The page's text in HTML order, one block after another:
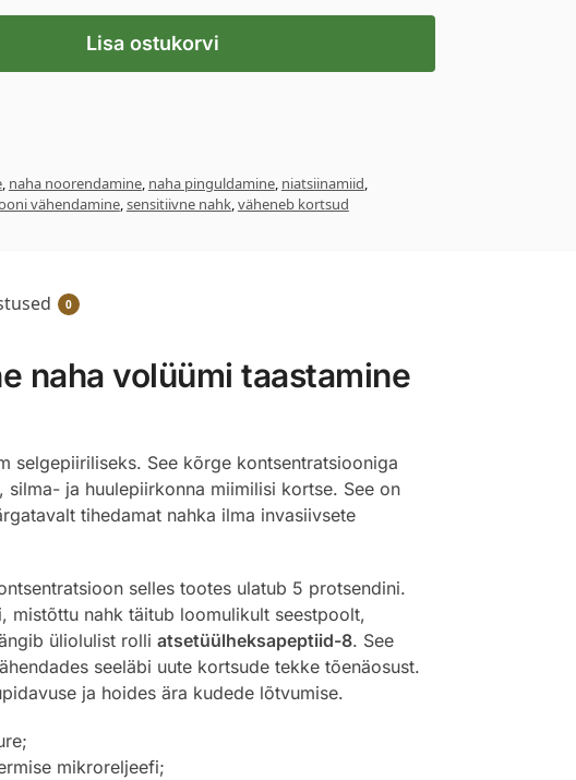
Lisa ostukorvi
, naha noorendamine, naha pinguldamine, niatsiinamiid,
vähendamine,sensitiivne nahk,väheneb kortsud
0
naha volüümi taastamine
selgepiiriliseks. See kõrge kontsentratsiooniga
ja huulepiirkonna miimilisi kortse. See on
tihedamat nahka ilma invasiivsete
selles tootes ulatub 5 protsendini.
mistõttu nahk täitub loomulikult seestpoolt,
üliolulist rolli atsetüülheksapeptiid-8. See
seeläbi uute kortsude tekke tõenäosust.
ja hoides ära kudede lõtvumise.
mikroreljeefi;